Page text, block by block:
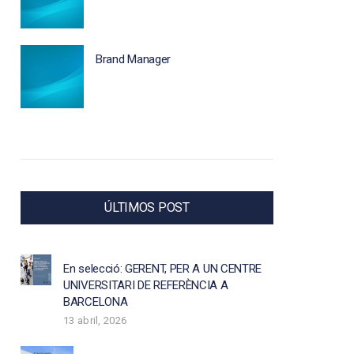
Brand Manager
ÚLTIMOS POST
En selecció: GERENT, PER A UN CENTRE
UNIVERSITARI DE REFERÈNCIA A
BARCELONA
13 abril, 2026